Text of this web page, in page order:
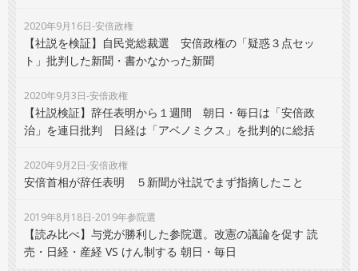
2020年9月16日-安倍政権
【社説を検証】自民党総裁選 安倍政権の「疑惑３点セッ
ト」批判した新聞・書かなかった新聞
2020年9月3日-安倍政権
【社説検証】辞任表明から１週間 朝日・毎日は「安倍政
治」を連日批判 日経は「アベノミクス」を批判的に総括
2020年9月2日-安倍政権
安倍首相が辞任表明 ５新聞が社説でまず指摘したこと
2019年8月18日-2019年参院選
【読み比べ】与党が勝利した参院選。改憲の議論を促す 読
売・日経・産経 VS けん制する 朝日・毎日